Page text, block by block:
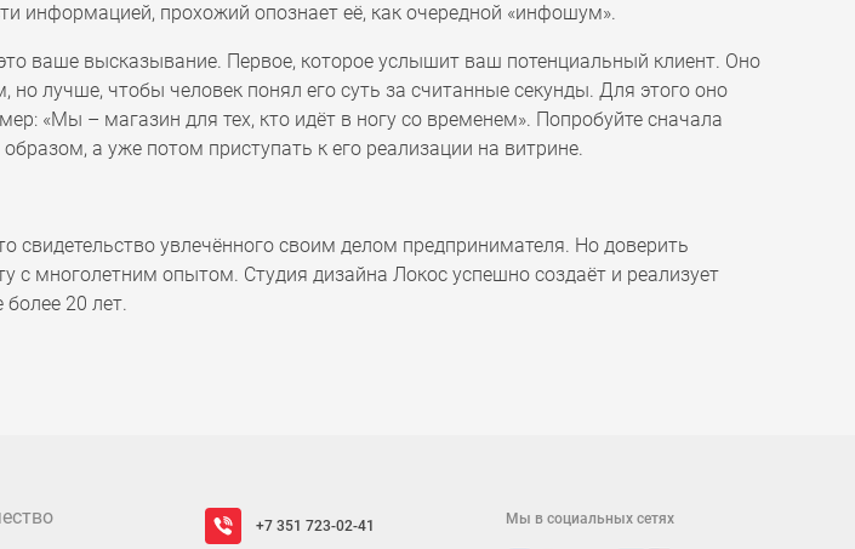
информацией, прохожий опознает её, как очередной «инфошум».
ваше высказывание. Первое, которое услышит ваш потенциальный клиент. Оно
лучше, чтобы человек понял его суть за считанные секунды. Для этого оно
«Мы – магазин для тех, кто идёт в ногу со временем». Попробуйте сначала
а уже потом приступать к его реализации на витрине.
свидетельство увлечённого своим делом предпринимателя. Но доверить
с многолетним опытом. Студия дизайна Локос успешно создаёт и реализует
20 лет.
+7 351 723-02-41 Мы в социальных сетях